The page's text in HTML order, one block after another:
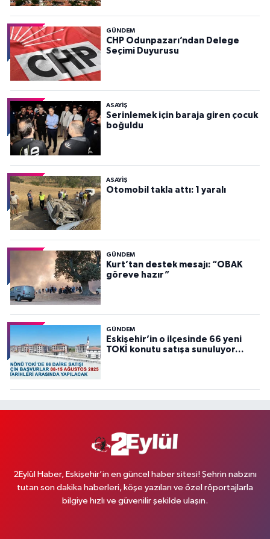
GÜNDEM
CHP Odunpazarı’ndan Delege
Seçimi Duyurusu
ASAYİŞ
Serinlemek için baraja giren çocuk
boğuldu
ASAYİŞ
Otomobil takla attı: 1 yaralı
GÜNDEM
Kurt’tan destek mesajı: “OBAK
göreve hazır”
GÜNDEM
Eskişehir’in o ilçesinde 66 yeni
TOKİ konutu satışa sunuluyor…
2Eylül Haber, Eskişehir’in en güncel haber sitesi! Şehrin nabzını
tutan son dakika haberleri, köşe yazıları ve özel röportajlarla
bilgiye hızlı ve güvenilir şekilde ulaşın.